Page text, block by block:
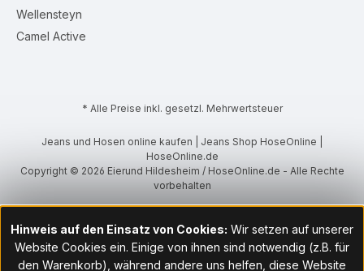
Wellensteyn
Camel Active
* Alle Preise inkl. gesetzl. Mehrwertsteuer
Jeans und Hosen online kaufen | Jeans Shop HoseOnline |
HoseOnline.de
Copyright © 2026 Eierund Hildesheim / HoseOnline.de - Alle Rechte
vorbehalten
Hinweis auf den Einsatz von Cookies: Wir setzen auf unserer
Website Cookies ein. Einige von ihnen sind notwendig (z.B. für
den Warenkorb), während andere uns helfen, diese Website